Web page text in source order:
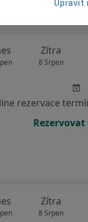
Zítra
8 Srpen
rezervace
Zítra
8 Srpen
Upravit